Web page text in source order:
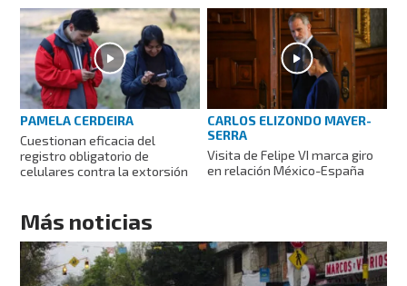
PAMELA CERDEIRA
Cuestionan eficacia del
registro obligatorio de
celulares contra la extorsión
CARLOS ELIZONDO MAYER-
SERRA
Visita de Felipe VI marca giro
en relación México-España
Más noticias